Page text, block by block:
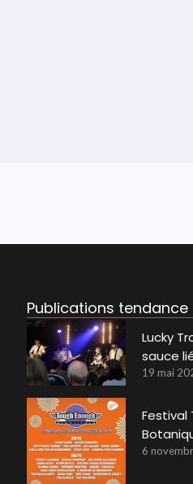
Publications tendance
Lucky
sauce
19 mai
Festival
6